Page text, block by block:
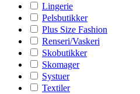
Lingerie
Pelsbutikker
Plus Size Fashion
Renseri/Vaskeri
Skobutikker
Skomager
Systuer
Textiler